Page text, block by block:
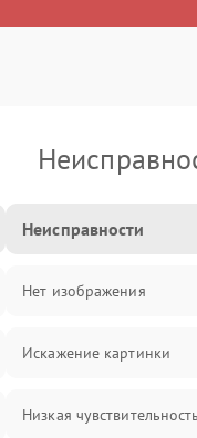
Неисправности
Нет изображения
Искажение картинки
Низкая чувствительность